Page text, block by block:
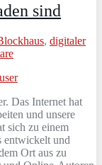
sind
, digitaler
Das Internet hat
und unsere
sich zu einem
entwickelt und
Ort aus zu